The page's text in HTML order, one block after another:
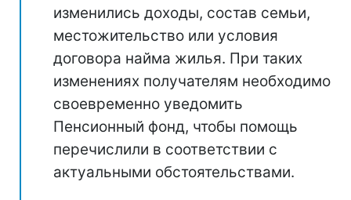
изменились доходы, состав семьи,
местожительство или условия
договора найма жилья. При таких
изменениях получателям необходимо
своевременно уведомить
Пенсионный фонд, чтобы помощь
перечислили в соответствии с
актуальными обстоятельствами.